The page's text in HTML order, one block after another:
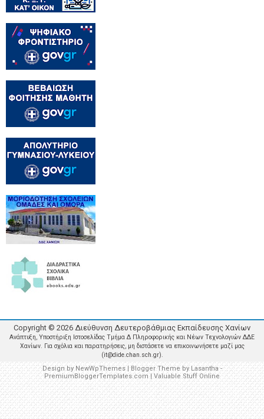
Copyright © 2026 Διεύθυνση Δευτεροβάθμιας Εκπαίδευσης Χανίων
Ανάπτυξη, Υποστήριξη Ιστοσελίδας Τμήμα Δ Πληροφορικής και Νέων Τεχνολογιών ΔΔΕ
Χανίων. Για σχόλια και παρατηρήσεις, μη διστάσετε να επικοινωνήσετε μαζί μας
(it@dide.chan.sch.gr).
Design byNewWpThemes| Blogger Theme byLasantha -
PremiumBloggerTemplates.com| Valuable Stuff Online